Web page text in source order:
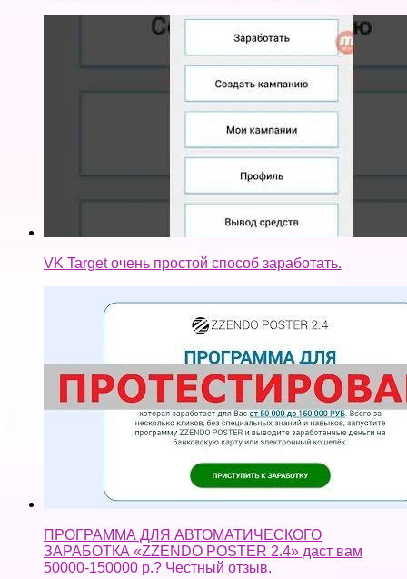
VK Target очень простой способ заработать.
ПРОГРАММА ДЛЯ АВТОМАТИЧЕСКОГО
ЗАРАБОТКА «ZZENDO POSTER 2.4» даст вам
50000-150000 р.? Честный отзыв.